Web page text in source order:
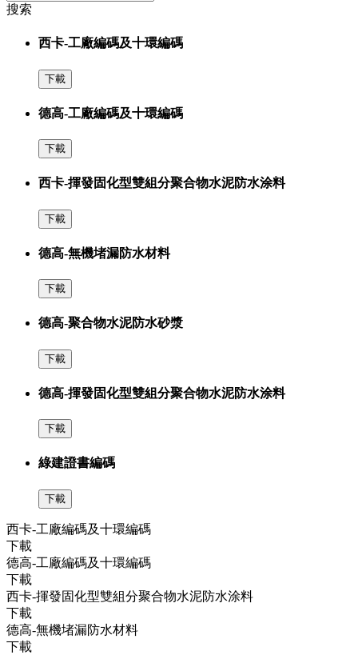
搜索
西卡-工廠編碼及十環編碼
下載
德高-工廠編碼及十環編碼
下載
西卡-揮發固化型雙組分聚合物水泥防水涂料
下載
德高-無機堵漏防水材料
下載
德高-聚合物水泥防水砂漿
下載
德高-揮發固化型雙組分聚合物水泥防水涂料
下載
綠建證書編碼
下載
西卡-工廠編碼及十環編碼
下載
德高-工廠編碼及十環編碼
下載
西卡-揮發固化型雙組分聚合物水泥防水涂料
下載
德高-無機堵漏防水材料
下載